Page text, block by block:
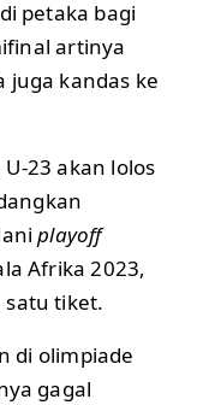
petaka bagi
artinya
juga kandas ke
23 akan lolos
playoff
Afrika 2023,
tiket.
di olimpiade
gagal